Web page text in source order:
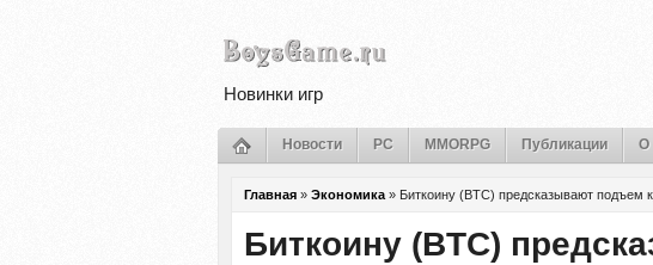
Новинки игр
Новости PC MMORPG Публикации О
Главная » Экономика » Биткоину (BTC) предсказывают подъем
Биткоину (BTC)